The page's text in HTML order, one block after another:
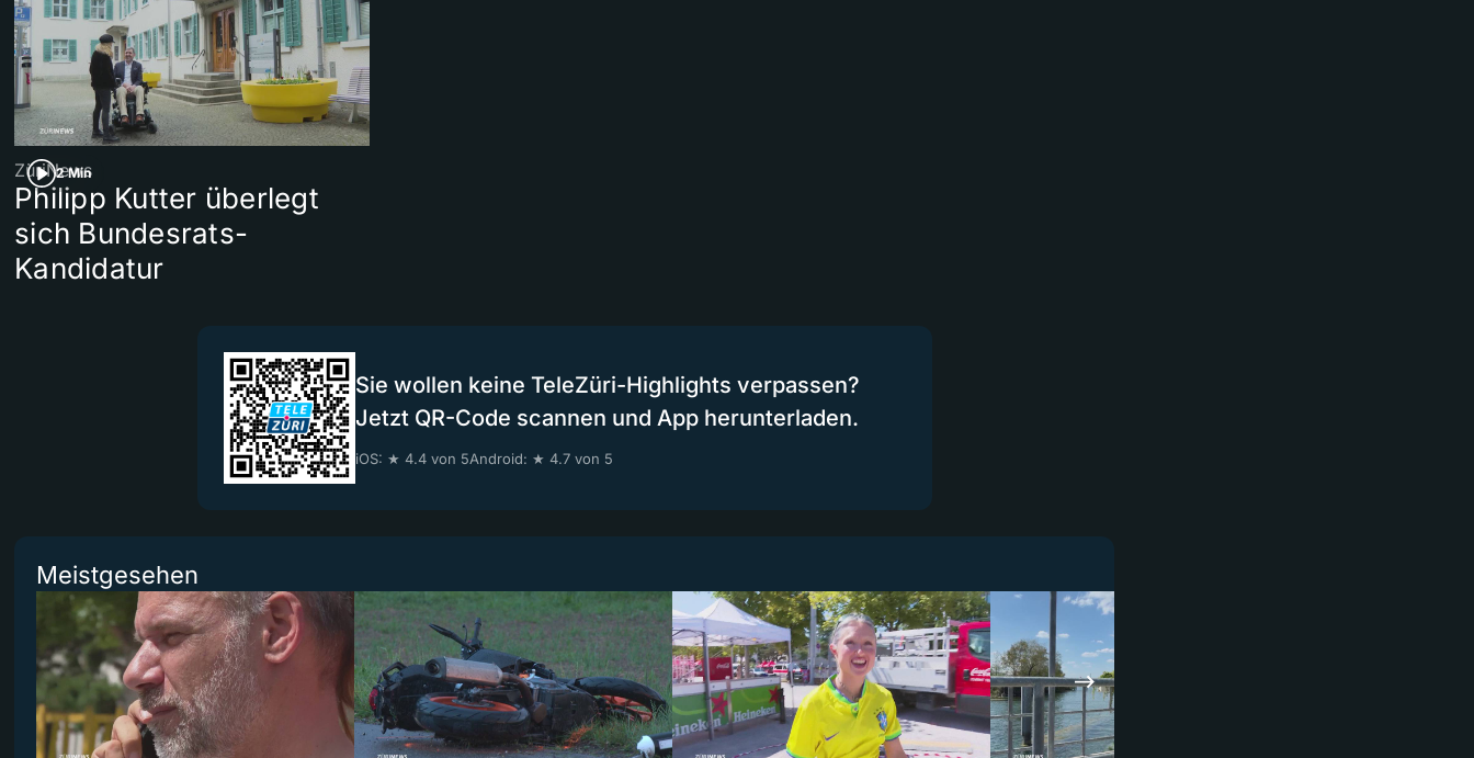
2 Min
ZüriNews
Philipp Kutter überlegt
sich Bundesrats-
Kandidatur
Sie wollen keine TeleZüri-Highlights verpassen?
Jetzt QR-Code scannen und App herunterladen.
iOS: ★ 4.4 von 5Android: ★ 4.7 von 5
Meistgesehen